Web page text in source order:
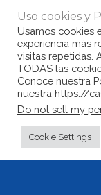
Uso cookies y
Usamos cookies
experiencia más
visitas repetidas.
TODAS las
Conoce nuestra
nuestra https://
Do not sell my
Cookie Settings